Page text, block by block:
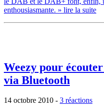
enthousiasmante. » lire la suite
Weezy pour
via Bluetooth
14 octobre 2010 - 3 réactions